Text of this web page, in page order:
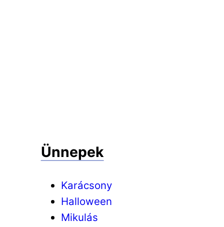
Ünnepek
Karácsony
Halloween
Mikulás